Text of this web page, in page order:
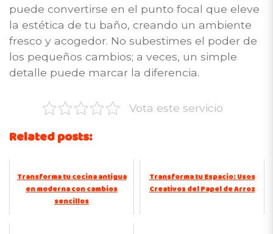
puede convertirse en el punto focal que eleve
la estética de tu baño, creando un ambiente
fresco y acogedor. No subestimes el poder de
los pequeños cambios; a veces, un simple
detalle puede marcar la diferencia.
Vota este servicio
Related posts:
Transforma tu cocina antigua
en moderna con cambios
sencillos
Transforma tu Espacio: Usos
Creativos del Papel de Arroz